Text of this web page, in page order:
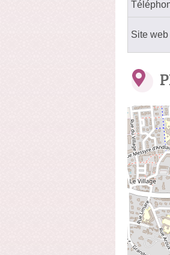
Site web